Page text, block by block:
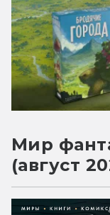
Мир
(август